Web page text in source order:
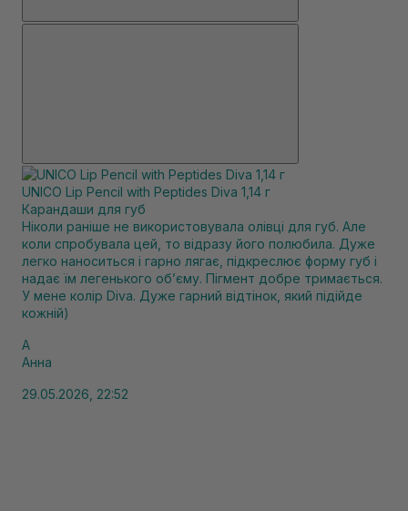
UNICO Lip Pencil with Peptides Diva 1,14 г
Карандаши для губ
Ніколи раніше не використовувала олівці для губ. Але
коли спробувала цей, то відразу його полюбила. Дуже
легко наноситься і гарно лягає, підкреслює форму губ і
надає їм легенького обʼєму. Пігмент добре тримається.
У мене колір Diva. Дуже гарний відтінок, який підійде
кожній)
А
Анна
29.05.2026, 22:52